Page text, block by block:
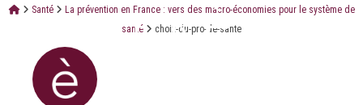
Santé
La prévention en France : vers des macro-économies pour le système de
santé
choix-du-pro-de-sante